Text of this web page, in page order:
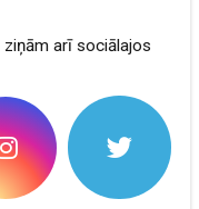
ziņām arī sociālajos